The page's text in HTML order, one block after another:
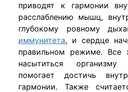
приводят к гармонии
расслаблению мышц,
глубокому ровному
иммунитета, и сердце
правильном режиме. Все
насытиться
помогает достичь
гармонии. Также